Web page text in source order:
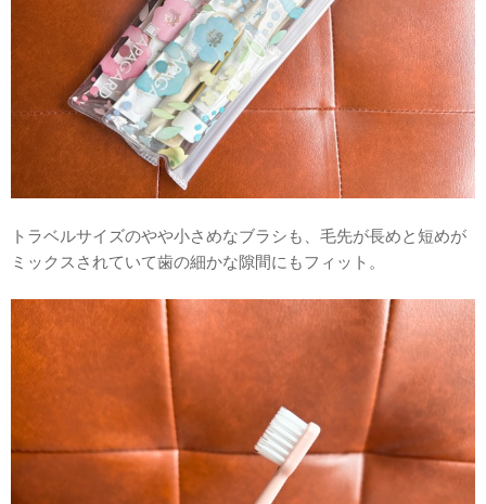
トラベルサイズのやや小さめなブラシも、毛先が長めと短めが
ミックスされていて歯の細かな隙間にもフィット。